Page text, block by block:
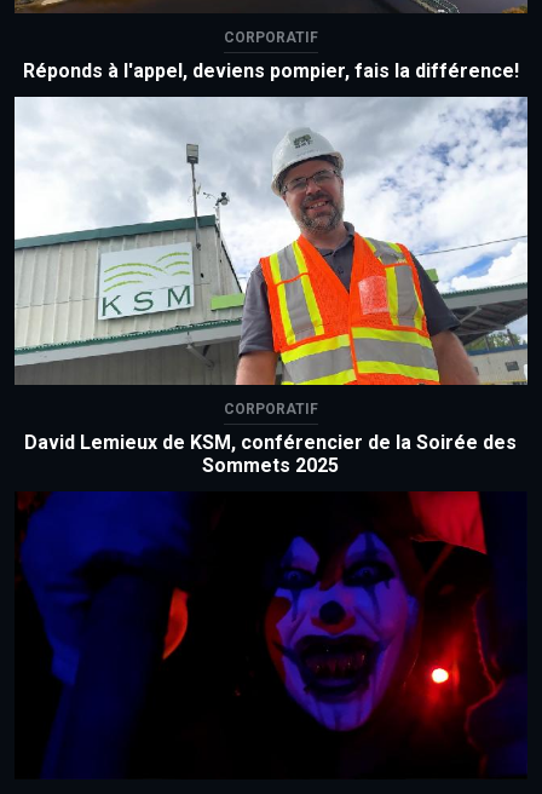
CORPORATIF
Réponds à l'appel, deviens pompier, fais la différence!
CORPORATIF
David Lemieux de KSM, conférencier de la Soirée des
Sommets 2025